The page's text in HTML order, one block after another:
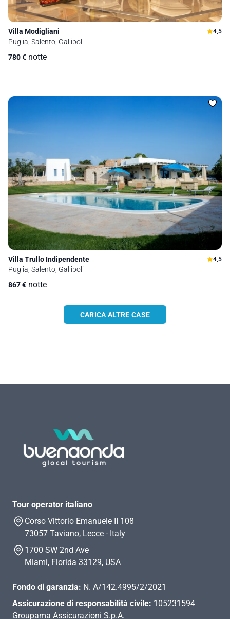
Villa Modigliani 4,5
Puglia, Salento, Gallipoli
780€ notte
Villa Trullo Indipendente 4,5
Puglia, Salento, Gallipoli
867€ notte
CARICA ALTRE CASE
Tour operator italiano
Corso Vittorio Emanuele II 108
73057 Taviano, Lecce - Italy
1700 SW 2nd Ave
Miami, Florida 33129, USA
Fondo di garanzia: N. A/142.4995/2/2021
Assicurazione di responsabilità civile: 105231594
Groupama Assicurazioni S.p.A.